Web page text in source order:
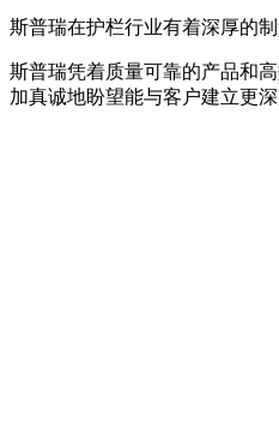
斯普瑞在护栏行业有着深厚的
斯普瑞凭着质量可靠的产品和
加真诚地盼望能与客户建立更